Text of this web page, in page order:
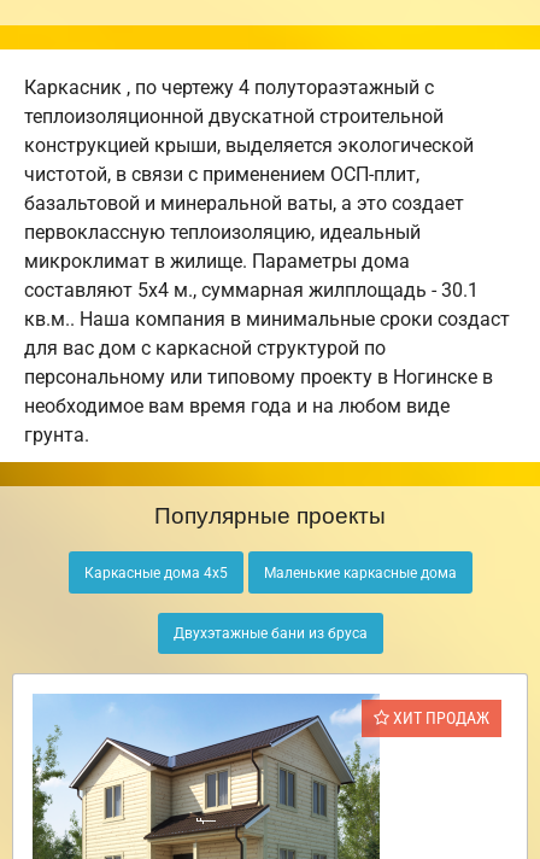
Каркасник , по чертежу 4 полутораэтажный с
теплоизоляционной двускатной строительной
конструкцией крыши, выделяется экологической
чистотой, в связи с применением ОСП-плит,
базальтовой и минеральной ваты, а это создает
первоклассную теплоизоляцию, идеальный
микроклимат в жилище. Параметры дома
составляют 5х4 м., суммарная жилплощадь - 30.1
кв.м.. Наша компания в минимальные сроки создаст
для вас дом с каркасной структурой по
персональному или типовому проекту в Ногинске в
необходимое вам время года и на любом виде
грунта.
Популярные проекты
Каркасные дома 4х5 Маленькие каркасные дома
Двухэтажные бани из бруса
ХИТ ПРОДАЖ